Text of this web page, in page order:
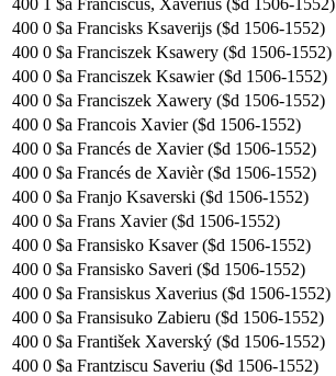
400 1 $a Franciscus, Xaverius ($d 1506-1552)
400 0 $a Francisks Ksaverijs ($d 1506-1552)
400 0 $a Franciszek Ksawery ($d 1506-1552)
400 0 $a Franciszek Ksawier ($d 1506-1552)
400 0 $a Franciszek Xawery ($d 1506-1552)
400 0 $a Francois Xavier ($d 1506-1552)
400 0 $a Francés de Xavier ($d 1506-1552)
400 0 $a Francés de Xavièr ($d 1506-1552)
400 0 $a Franjo Ksaverski ($d 1506-1552)
400 0 $a Frans Xavier ($d 1506-1552)
400 0 $a Fransisko Ksaver ($d 1506-1552)
400 0 $a Fransisko Saveri ($d 1506-1552)
400 0 $a Fransiskus Xaverius ($d 1506-1552)
400 0 $a Fransisuko Zabieru ($d 1506-1552)
400 0 $a František Xaverský ($d 1506-1552)
400 0 $a Frantziscu Saveriu ($d 1506-1552)